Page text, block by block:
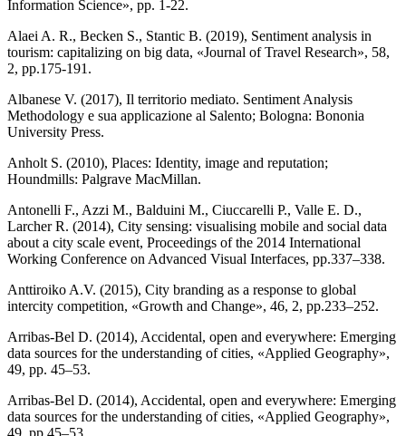
Information Science», pp. 1-22.
Alaei A. R., Becken S., Stantic B. (2019), Sentiment analysis in
tourism: capitalizing on big data, «Journal of Travel Research», 58,
2, pp.175-191.
Albanese V. (2017), Il territorio mediato. Sentiment Analysis
Methodology e sua applicazione al Salento; Bologna: Bononia
University Press.
Anholt S. (2010), Places: Identity, image and reputation;
Houndmills: Palgrave MacMillan.
Antonelli F., Azzi M., Balduini M., Ciuccarelli P., Valle E. D.,
Larcher R. (2014), City sensing: visualising mobile and social data
about a city scale event, Proceedings of the 2014 International
Working Conference on Advanced Visual Interfaces, pp.337–338.
Anttiroiko A.V. (2015), City branding as a response to global
intercity competition, «Growth and Change», 46, 2, pp.233–252.
Arribas-Bel D. (2014), Accidental, open and everywhere: Emerging
data sources for the understanding of cities, «Applied Geography»,
49, pp. 45–53.
Arribas-Bel D. (2014), Accidental, open and everywhere: Emerging
data sources for the understanding of cities, «Applied Geography»,
49, pp.45–53.